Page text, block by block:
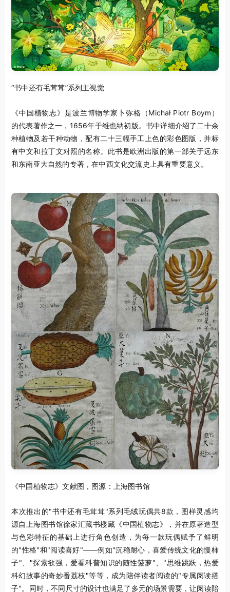
“书中还有毛茸茸”系列主视觉
《中国植物志》是波兰博物学家卜弥格（Michał Piotr Boym）
的代表著作之一，1656年于维也纳初版。书中详细介绍了二十余
种植物及若干种动物，配有二十三幅手工上色的彩色图版，并标
有中文和拉丁文对照的名称。此书是欧洲出版的第一部关于远东
和东南亚大自然的专著，在中西文化交流史上具有重要意义。
《中国植物志》文献图，图源：上海图书馆
本次推出的"书中还有毛茸茸"系列毛绒玩偶共8款，图样灵感均
源自上海图书馆徐家汇藏书楼藏《中国植物志》，并在原著造型
与色彩特征的基础上进行角色创造，为每一款玩偶赋予了鲜明
的"性格"和"阅读喜好"——例如"沉稳耐心，喜爱传统文化的慢柿
子"、"探索欲强，爱看科普知识的随性菠萝"、"思维跳跃，热爱
科幻故事的奇妙番荔枝"等等，成为陪伴读者阅读的"专属阅读搭
子"。同时，不同尺寸的设计也满足了多元的场景需要，让阅读陪